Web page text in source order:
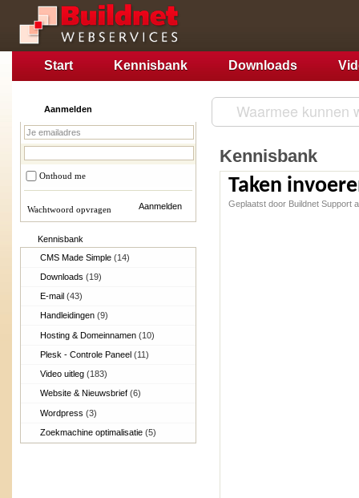
Start Kennisbank Downloads
Aanmelden
Onthoud me
Wachtwoord opvragen
Kennisbank
CMS Made Simple(14)
Downloads(19)
E-mail(43)
Handleidingen(9)
Hosting & Domeinnamen(10)
Plesk - Controle Paneel(11)
Video uitleg(183)
Website & Nieuwsbrief(6)
Wordpress(3)
Zoekmachine optimalisatie(5)
Kennisbank
Taken
Geplaatst door Buildnet Support